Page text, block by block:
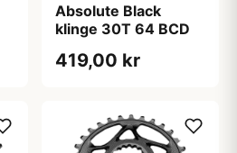
Absolute Black
klinge 30T 64 BCD
419,00 kr